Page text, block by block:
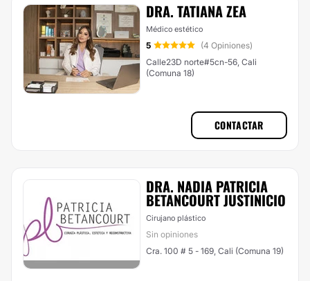
DRA. TATIANA ZEA
Médico estético
5
(4 Opiniones)
Calle23D norte#5cn-56, Cali
(Comuna 18)
CONTACTAR
DRA. NADIA PATRICIA
BETANCOURT JUSTINICIO
Cirujano plástico
Sin opiniones
Cra. 100 # 5 - 169, Cali (Comuna 19)